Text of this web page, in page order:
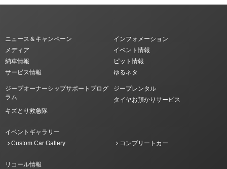
ニュース＆キャンペーン
インフォメーション
メディア
イベント情報
納車情報
ピット情報
サービス情報
ゆるネタ
ジープオーナーシップサポートプログ
ラム
ジープレンタル
タイヤお預かりサービス
キズとり救急隊
イベントギャラリー
Custom Car Gallery
コンプリートカー
リコール情報